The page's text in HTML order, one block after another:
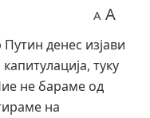
A A
денес изјави
туку
не бараме од
на